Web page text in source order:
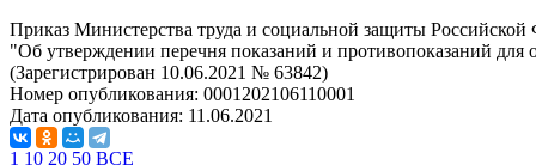
Приказ Министерства труда и социальной защиты
"Об утверждении перечня показаний и противопоказаний для
(Зарегистрирован 10.06.2021 № 63842)
Номер опубликования: 0001202106110001
Дата опубликования: 11.06.2021
1 10 20 50 ВСЕ